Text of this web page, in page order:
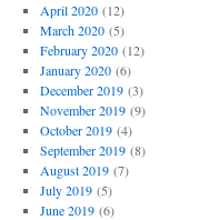
April 2020(12)
March 2020(5)
February 2020(12)
January 2020(6)
December 2019(3)
November 2019(9)
October 2019(4)
September 2019(8)
August 2019(7)
July 2019(5)
June 2019(6)